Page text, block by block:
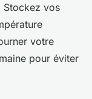
Stockez vos
votre
pour éviter